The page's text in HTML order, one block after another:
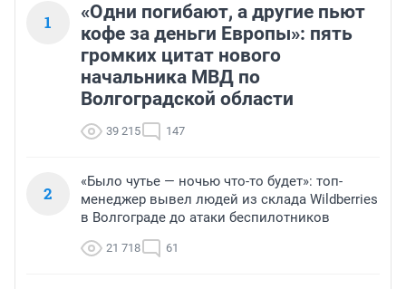
1
«Одни погибают, а другие пьют
кофе за деньги Европы»: пять
громких цитат нового
начальника МВД по
Волгоградской области
39 215 147
2
«Было чутье — ночью что-то будет»: топ-
менеджер вывел людей из склада Wildberries
в Волгограде до атаки беспилотников
21 718 61